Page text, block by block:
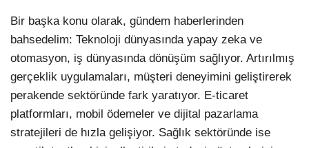
Bir başka konu olarak, gündem haberlerinden
bahsedelim: Teknoloji dünyasında yapay zeka ve
otomasyon, iş dünyasında dönüşüm sağlıyor. Artırılmış
gerçeklik uygulamaları, müşteri deneyimini geliştirerek
perakende sektöründe fark yaratıyor. E-ticaret
platformları, mobil ödemeler ve dijital pazarlama
stratejileri de hızla gelişiyor. Sağlık sektöründe ise